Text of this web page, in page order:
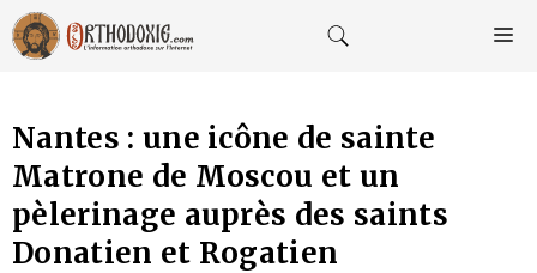
Aller
au
contenu
Nantes : une icône de sainte
Matrone de Moscou et un
pèlerinage auprès des saints
Donatien et Rogatien